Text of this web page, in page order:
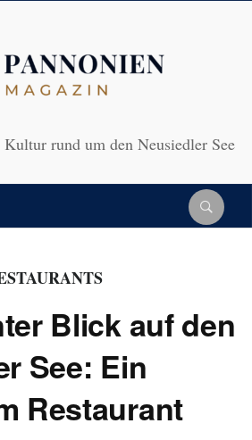
rund um den Neusiedler See
Blick auf den
See: Ein
Restaurant